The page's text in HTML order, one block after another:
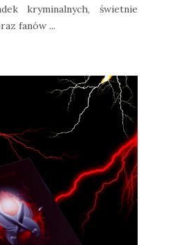
kryminalnych, świetnie
fanów ...